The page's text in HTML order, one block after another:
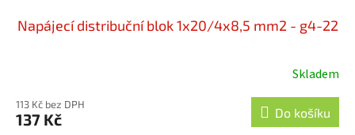
Napájecí distribuční blok 1x20/4x8,5 mm2 - g4-22
Skladem
113 Kč bez DPH
137 Kč Do košíku